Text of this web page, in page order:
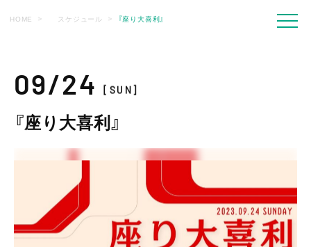
HOME スケジュール 『座り大喜利』
09/24[SUN]
『座り大喜利』